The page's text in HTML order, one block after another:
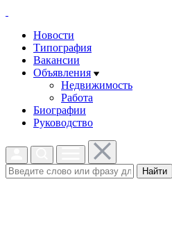
Новости
Типография
Вакансии
Объявления
Недвижимость
Работа
Биографии
Руководство
Найти